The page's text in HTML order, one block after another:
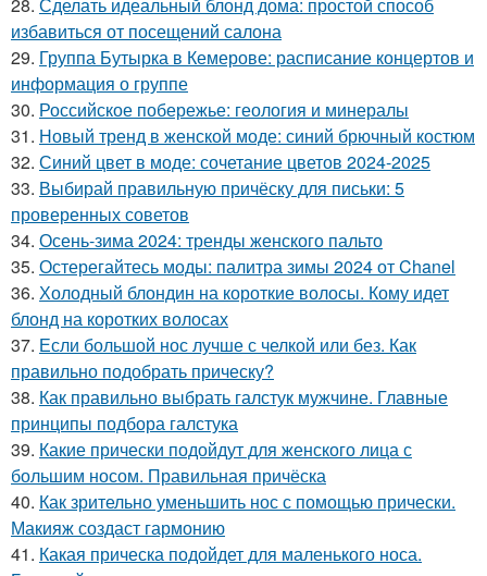
избавиться от посещений салона
29. Группа Бутырка в Кемерове: расписание концертов и
информация о группе
30. Российское побережье: геология и минералы
31. Новый тренд в женской моде: синий брючный костюм
32. Синий цвет в моде: сочетание цветов 2024-2025
33. Выбирай правильную причёску для письки: 5
проверенных советов
34. Осень-зима 2024: тренды женского пальто
35. Остерегайтесь моды: палитра зимы 2024 от Chanel
36. Холодный блондин на короткие волосы. Кому идет
блонд на коротких волосах
37. Если большой нос лучше с челкой или без. Как
правильно подобрать прическу?
38. Как правильно выбрать галстук мужчине. Главные
принципы подбора галстука
39. Какие прически подойдут для женского лица с
большим носом. Правильная причёска
40. Как зрительно уменьшить нос с помощью прически.
Макияж создаст гармонию
41. Какая прическа подойдет для маленького носа.